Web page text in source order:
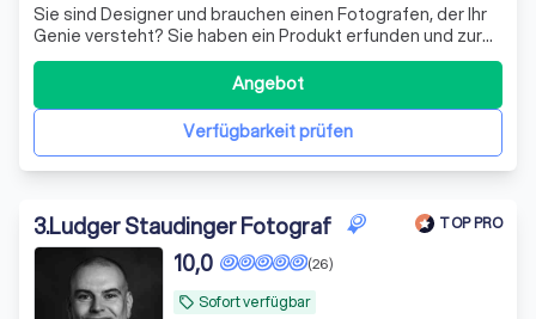
Sie sind Designer und brauchen einen Fotografen, der Ihr
Genie versteht? Sie haben ein Produkt erfunden und zur
Vermarktung fehlt noch ein gutes Foto? Ihre Lebensmittel
sollen noch besser aussehen?
Verfügbarkeit prüfen
Angebot
3.Ludger Staudinger Fotograf TOP PRO
local_offer Sofort verfügbar
(26)
10,0